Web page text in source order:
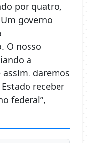
por quatro,
governo
O nosso
a
assim, daremos
receber
federal”,